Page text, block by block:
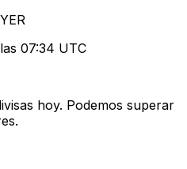
YER
07:34 UTC
hoy. Podemos superar